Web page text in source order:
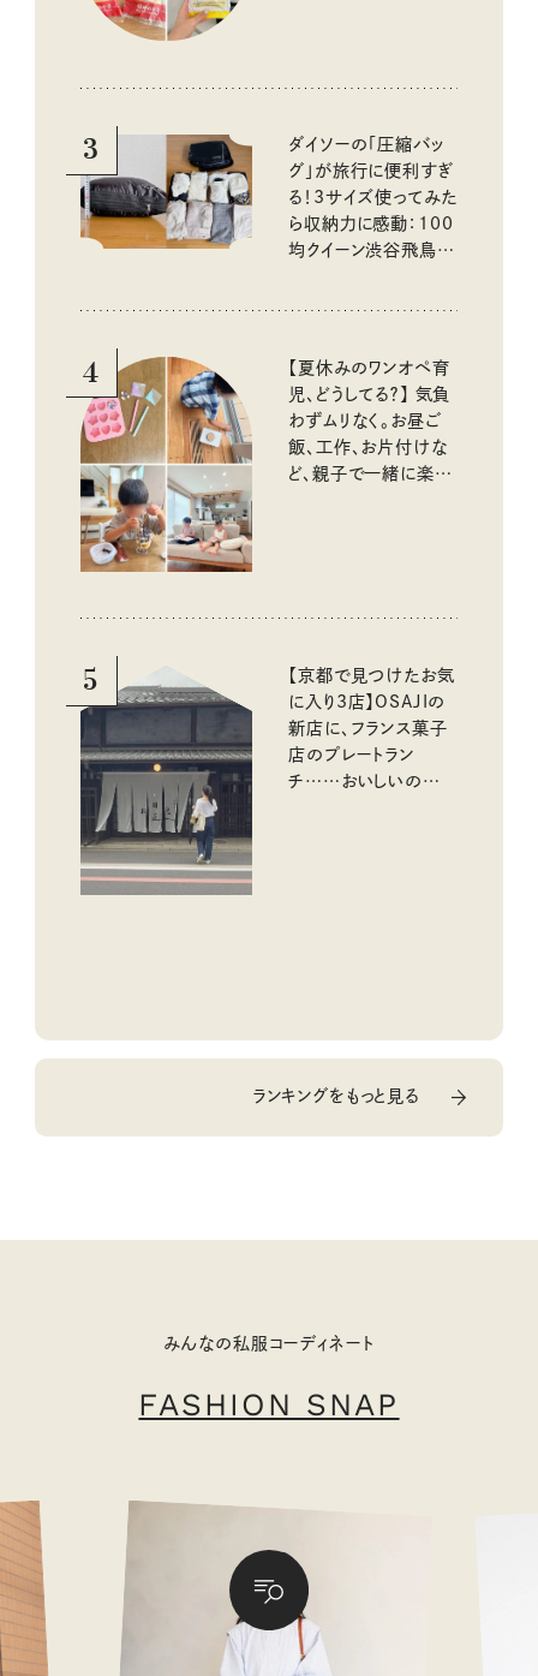
3
ダイソーの「圧縮バッ
グ」が旅行に便利すぎ
る！3サイズ使ってみた
ら収納力に感動：100
均クイーン渋谷飛鳥の
4
【夏休みのワンオペ育
児、どうしてる？】 気負
わずムリなく。お昼ご
飯、工作、お片付けな
ど、親子で一緒に楽し
5
【京都で見つけたお気
に入り3店】OSAJIの
新店に、フランス菓子
店のプレートラン
チ……おいしいのんび
ランキングをもっと見る
みんなの私服コーディネート
FASHION SNAP